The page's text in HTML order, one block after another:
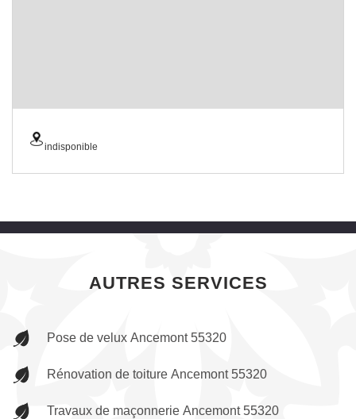
indisponible
AUTRES SERVICES
Pose de velux Ancemont 55320
Rénovation de toiture Ancemont 55320
Travaux de maçonnerie Ancemont 55320